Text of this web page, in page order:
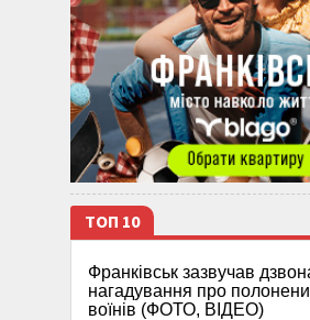
ТОП 10
Франківськ зазвучав
нагадування про
воїнів (ФОТО, ВІДЕО)